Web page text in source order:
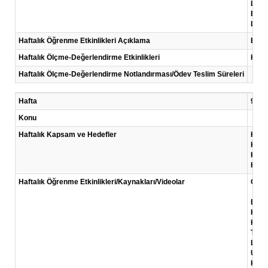
Haftalık Öğrenme Etkinlikleri Açıklama
Bu
Haftalık Ölçme-Değerlendirme Etkinlikleri
Haftalık Ölçme-Değerlendirme Notlandırması/Ödev Teslim Süreleri
Hafta
9
Konu
Haftalık Kapsam ve Hedefler
Haftalık Öğrenme Etkinlikleri/Kaynakları/Videolar
UN